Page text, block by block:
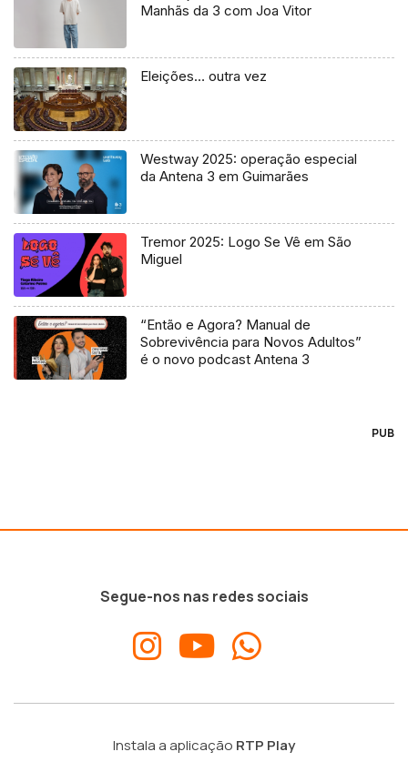
Manhãs da 3 com Joa Vitor
Eleições… outra vez
Westway 2025: operação especial
da Antena 3 em Guimarães
Tremor 2025: Logo Se Vê em São
Miguel
“Então e Agora? Manual de
Sobrevivência para Novos Adultos”
é o novo podcast Antena 3
PUB
Segue-nos nas redes sociais
Instala a aplicação RTP Play